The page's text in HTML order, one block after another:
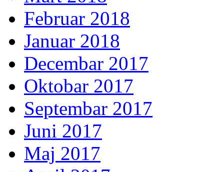
Februar 2018
Januar 2018
Decembar 2017
Oktobar 2017
Septembar 2017
Juni 2017
Maj 2017